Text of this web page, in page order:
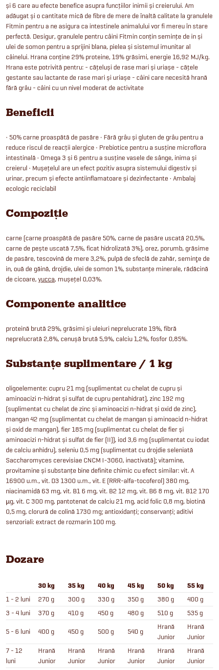
și 6 care au efecte benefice asupra funcțiilor inimii și creierului. Am
adăugat și o cantitate mică de fibre de mere de înaltă calitate la granulele
Fitmin pentru a ne asigura ca intestinele animalului vor fi mereu în stare
perfectă. Desigur, granulele pentru câini Fitmin conțin semințe de in și
ulei de somon pentru a sprijini blana, pielea și sistemul imunitar al
câinelui. Hrana conține 29% proteine, 19% grăsimi, energie 16,92 MJ/kg.
Hrana este potrivită pentru: - cățeluși de rase mari și uriașe - cățele
gestante sau lactante de rase mari și uriașe - câini care necesită hrană
fără grâu - câini cu un nivel moderat de activitate
Beneficii
• 50% carne proaspătă de pasăre • Fără grâu și gluten de grâu pentru a
reduce riscul de reacții alergice • Prebiotice pentru a susține microflora
intestinală • Omega 3 și 6 pentru a susține vasele de sânge, inima și
creierul • Mușețelul are un efect pozitiv asupra sistemului digestiv și
urinar, precum și efecte antiinflamatoare și dezinfectante • Ambalaj
ecologic reciclabil
Compoziție
carne (carne proaspătă de pasăre 50%, carne de pasăre uscată 20,5%,
carne de pește uscată 7,5%, ficat hidrolizată 3%), orez, porumb, grăsime
de pasăre, tescovină de mere 3,2%, pulpă de sfeclă de zahăr, seminţe de
in, ouă de găină, drojdie, ulei de somon 1%, substanțe minerale, rădăcină
de cicoare, yucca, mușețel 0,03%.
Componente analitice
proteină brută 29%, grăsimi și uleiuri neprelucrate 19%, fibră
neprelucrată 2,8%, cenușă brută 5,9%, calciu 1,2%, fosfor 0,85%.
Substanțe suplimentare / 1 kg
oligoelemente: cupru 21 mg (suplimentat cu chelat de cupru și
aminoacizi n-hidrat și sulfat de cupru pentahidrat), zinc 192 mg
(suplimentat cu chelat de zinc și aminoacizi n-hidrat și oxid de zinc),
mangan 42 mg (suplimentat cu chelat de mangan și aminoacid n-hidrat
și oxid de mangan), fier 185 mg (suplimentat cu chelat de fier și
aminoacizi n-hidrat și sulfat de fier (II)), iod 3,6 mg (suplimentat cu iodat
de calciu anhidru), seleniu 0,5 mg (suplimentat cu drojdie seleniată
Saccharomyces cerevisiae CNCM I-3060, inactivată); vitamine,
provitamine și substanțe bine definite chimic cu efect similar: vit. A
16900 u.m., vit. D3 1300 u.m., vit. E (RRR-alfa-tocoferol) 380 mg,
niacinamidă 63 mg, vit. B1 6 mg, vit. B2 12 mg, vit. B6 8 mg, vit. B12 170
µg, vit. C 300 mg, pantotenat de calciu 21 mg, acid folic 0,8 mg, biotină
0,5 mg, clorură de colină 1730 mg; antioxidanți; conservanți; aditivi
senzoriali: extract de rozmarin 100 mg.
Dozare
30 kg 35 kg 40 kg 45 kg 50 kg 55 kg
1 - 2 luni 270 g 300 g 330 g 350 g 380 g 400 g
3 - 4 luni
370 g 410 g 450 g 480 g 510 g 535 g
5 - 6 luni 400 g 450 g 500 g 540 g
Hrană
Junior
Hrană
Junior
7 - 12
luni
Hrană
Junior
Hrană
Junior
Hrană
Junior
Hrană
Junior
Hrană
Junior
Hrană
Junior